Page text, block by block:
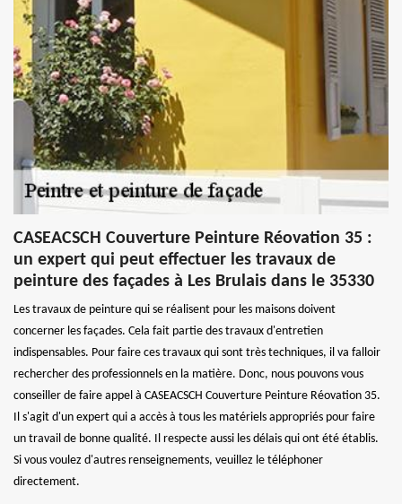
CASEACSCH Couverture Peinture Réovation 35 :
un expert qui peut effectuer les travaux de
peinture des façades à Les Brulais dans le 35330
Les travaux de peinture qui se réalisent pour les maisons doivent
concerner les façades. Cela fait partie des travaux d'entretien
indispensables. Pour faire ces travaux qui sont très techniques, il va falloir
rechercher des professionnels en la matière. Donc, nous pouvons vous
conseiller de faire appel à CASEACSCH Couverture Peinture Réovation 35.
Il s'agit d'un expert qui a accès à tous les matériels appropriés pour faire
un travail de bonne qualité. Il respecte aussi les délais qui ont été établis.
Si vous voulez d'autres renseignements, veuillez le téléphoner
directement.